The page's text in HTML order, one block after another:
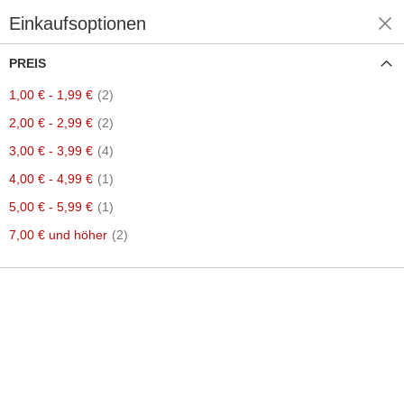
Einkaufsoptionen
PREIS
1,00 € - 1,99 € 2Artikel
2,00 € - 2,99 € 2Artikel
3,00 € - 3,99 € 4Artikel
4,00 € - 4,99 € 1Artikel
5,00 € - 5,99 € 1Artikel
7,00 € und höher 2Artikel